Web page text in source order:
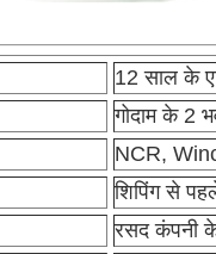
12 साल के
गोदाम के 2
NCR,
शिपिंग से पहले
रसद कंपनी